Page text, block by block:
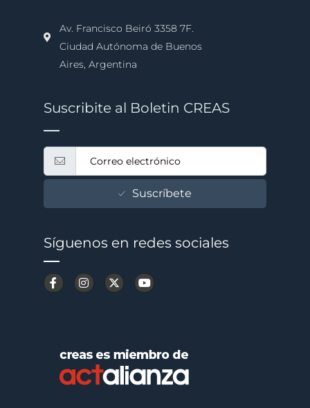
Av. Francisco Beiró 3358 7F.
Ciudad Autónoma de Buenos
Aires, Argentina
Suscribite al Boletin CREAS
Suscríbete
Síguenos en redes sociales